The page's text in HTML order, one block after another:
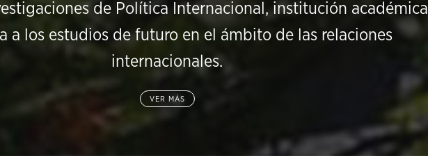
de Política Internacional, institución académica
a los estudios de futuro en el ámbito de las relaciones
internacionales.
VER MÁS